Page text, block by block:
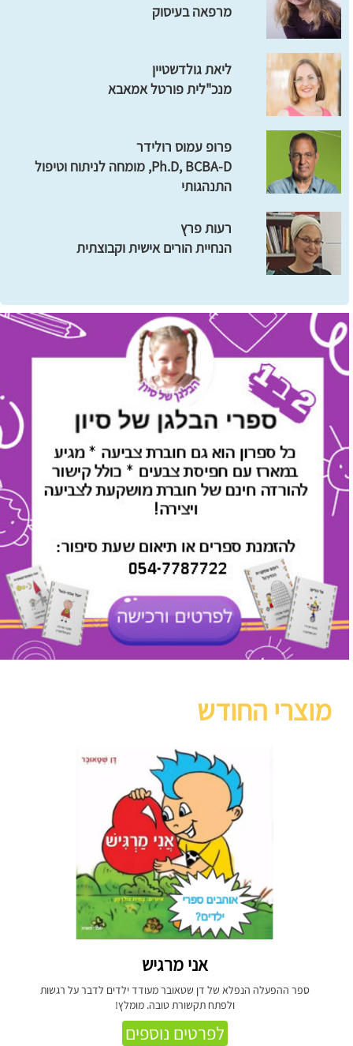
מרפאה בעיסוק
ליאת גולדשטיין
מנכ"לית פורטל אמאבא
פרופ עמוס רולידר
Ph.D, BCBA-D, מומחה לניתוח וטיפול
התנהגותי
רעות פרץ
הנחיית הורים אישית וקבוצתית
מוצרי החודש
אני מרגיש
ספר ההפעלה הנפלא של דן שטאובר מעודד ילדים לדבר על רגשות
ולפתח תקשורת טובה. מומלץ!
לפרטים נוספים